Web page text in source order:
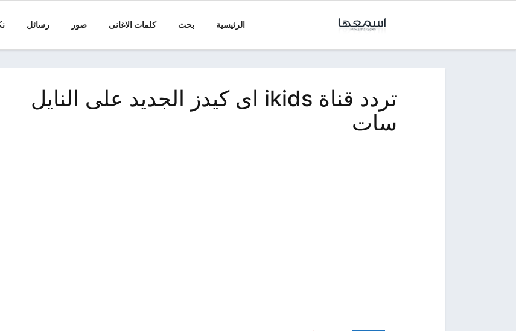
الرئيسية بحث كلمات الاغانى صور رسائل
تردد قناة ikids اى كيدز الجديد على النايل
سات